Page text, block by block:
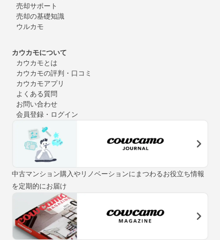
売却サポート
売却の基礎知識
ウルカモ
カウカモについて
カウカモとは
カウカモの評判・口コミ
カウカモアプリ
よくある質問
お問い合わせ
会員登録・ログイン
中古マンション購入やリノベーションにまつわるお役立ち情報
を定期的にお届け